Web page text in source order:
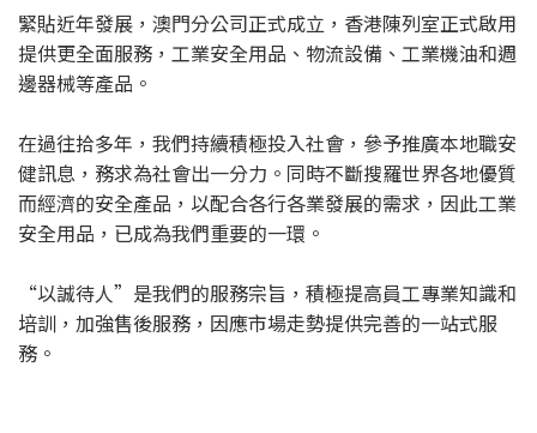
緊貼近年發展，澳門分公司正式成立，香港陳列室正式啟用
提供更全面服務，工業安全用品、物流設備、工業機油和週
邊器械等產品。
在過往拾多年，我們持續積極投入社會，參予推廣本地職安
健訊息，務求為社會出一分力。同時不斷搜羅世界各地優質
而經濟的安全產品，以配合各行各業發展的需求，因此工業
安全用品，已成為我們重要的一環。
“以誠待人”是我們的服務宗旨，積極提高員工專業知識和
培訓，加強售後服務，因應市場走勢提供完善的一站式服
務。